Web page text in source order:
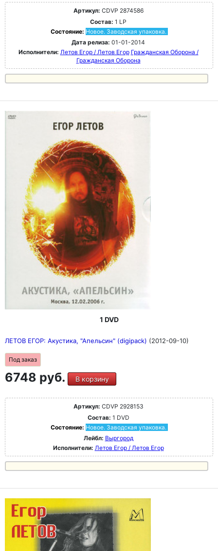
Артикул: CDVP 2874586
Состав: 1 LP
Состояние: Новое. Заводская упаковка.
Дата релиза: 01-01-2014
Исполнители: Летов Егор / Летов Егор Гражданская Оборона /
Гражданская Оборона
1 DVD
ЛЕТОВ ЕГОР: Акустика, "Апельсин" (digipack) (2012-09-10)
Под заказ
6748 руб. В корзину
Артикул: CDVP 2928153
Состав: 1 DVD
Состояние: Новое. Заводская упаковка.
Лейбл: Выргород
Исполнители: Летов Егор / Летов Егор